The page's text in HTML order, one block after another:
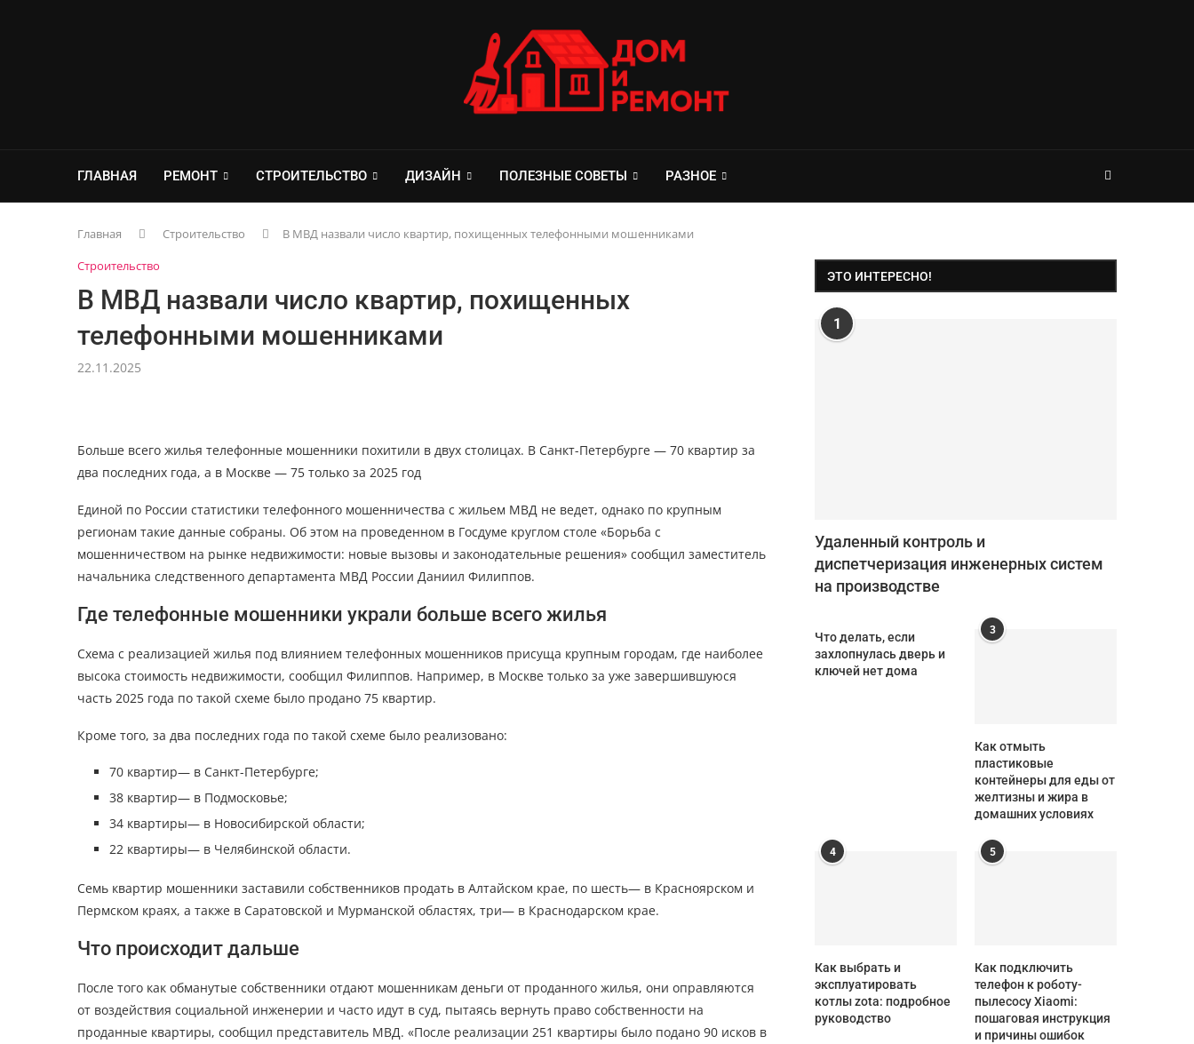
ГЛАВНАЯ РЕМОНТ СТРОИТЕЛЬСТВО ДИЗАЙН ПОЛЕЗНЫЕ СОВЕТЫ РАЗНОЕ
Главная Строительство
В МВД назвали число квартир, похищенных телефонными мошенниками
Строительство
В МВД назвали число квартир, похищенных
телефонными мошенниками
22.11.2025
Больше всего жилья телефонные мошенники похитили в двух столицах. В Санкт-Петербурге — 70 квартир за
два последних года, а в Москве — 75 только за 2025 год
Единой по России статистики телефонного мошенничества с жильем МВД не ведет, однако по крупным
регионам такие данные собраны. Об этом на проведенном в Госдуме круглом столе «Борьба с
мошенничеством на рынке недвижимости: новые вызовы и законодательные решения» сообщил заместитель
начальника следственного департамента МВД России Даниил Филиппов.
Где телефонные мошенники украли больше всего жилья
Схема с реализацией жилья под влиянием телефонных мошенников присуща крупным городам, где наиболее
высока стоимость недвижимости, сообщил Филиппов. Например, в Москве только за уже завершившуюся
часть 2025 года по такой схеме было продано 75 квартир.
Кроме того, за два последних года по такой схеме было реализовано:
70 квартир— в Санкт-Петербурге;
38 квартир— в Подмосковье;
34 квартиры— в Новосибирской области;
22 квартиры— в Челябинской области.
Семь квартир мошенники заставили собственников продать в Алтайском крае, по шесть— в Красноярском и
Пермском краях, а также в Саратовской и Мурманской областях, три— в Краснодарском крае.
Что происходит дальше
После того как обманутые собственники отдают мошенникам деньги от проданного жилья, они оправляются
от воздействия социальной инженерии и часто идут в суд, пытаясь вернуть право собственности на
проданные квартиры, сообщил представитель МВД. «После реализации 251 квартиры было подано 90 исков в
ЭТО ИНТЕРЕСНО!
1
Удаленный контроль и
диспетчеризация инженерных систем
на производстве
Что делать, если
захлопнулась дверь и
ключей нет дома
3
Как отмыть
пластиковые
контейнеры для еды от
желтизны и жира в
домашних условиях
4
Как выбрать и
эксплуатировать
котлы zota: подробное
руководство
5
Как подключить
телефон к роботу-
пылесосу Xiaomi:
пошаговая инструкция
и причины ошибок